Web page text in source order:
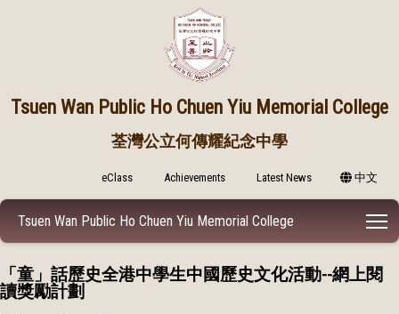
Tsuen Wan Public Ho Chuen Yiu Memorial College
荃灣公立何傳耀紀念中學
eClass Achievements Latest News 中文
Tsuen Wan Public Ho Chuen Yiu Memorial College
「童」話歷史全港中學生中國歷史文化活動--網上閱
讀獎勵計劃